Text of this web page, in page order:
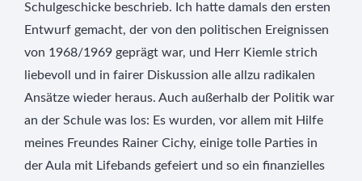
Schulgeschicke beschrieb. Ich hatte damals den ersten
Entwurf gemacht, der von den politischen Ereignissen
von 1968/1969 geprägt war, und Herr Kiemle strich
liebevoll und in fairer Diskussion alle allzu radikalen
Ansätze wieder heraus. Auch außerhalb der Politik war
an der Schule was los: Es wurden, vor allem mit Hilfe
meines Freundes Rainer Cichy, einige tolle Parties in
der Aula mit Lifebands gefeiert und so ein finanzielles